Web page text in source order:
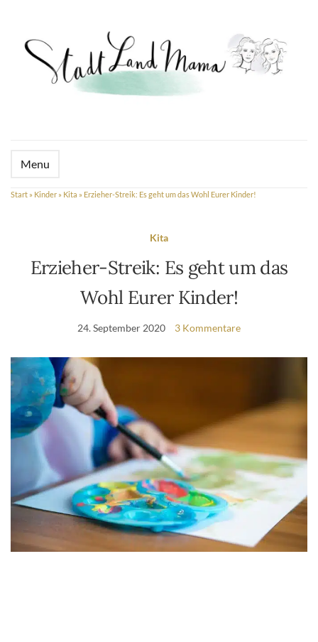
Menu
Start » Kinder » Kita » Erzieher-Streik: Es geht um das Wohl Eurer Kinder!
Kita
Erzieher-Streik: Es geht um das
Wohl Eurer Kinder!
24. September 2020 3 Kommentare